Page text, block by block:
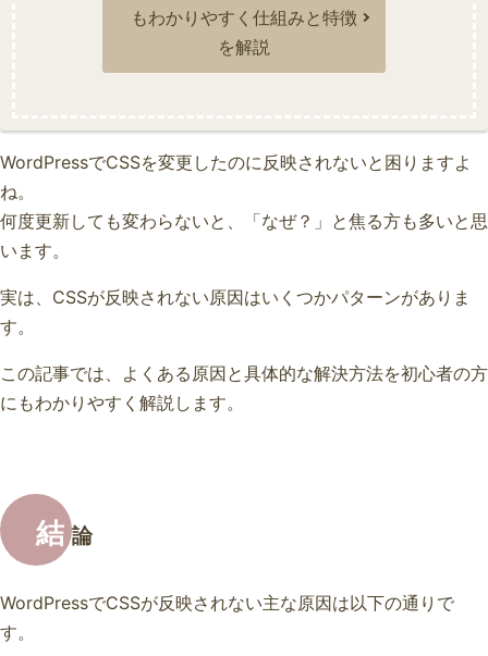
もわかりやすく仕組みと特徴
を解説
WordPressでCSSを変更したのに反映されないと困りますよ
ね。
何度更新しても変わらないと、「なぜ？」と焦る方も多いと思
います。
実は、CSSが反映されない原因はいくつかパターンがありま
す。
この記事では、よくある原因と具体的な解決方法を初心者の方
にもわかりやすく解説します。
結 論
WordPressでCSSが反映されない主な原因は以下の通りで
す。